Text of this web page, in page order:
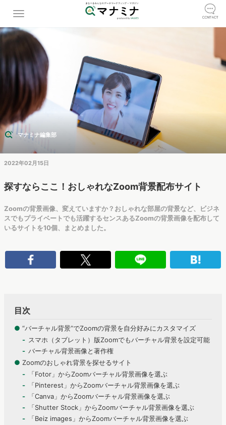
マナミナ編集部
2022年02月15日
探すならここ！おしゃれなZoom背景配布サイト
Zoomの背景画像、変えていますか？おしゃれな部屋の背景など、ビジネ
スでもプライベートでも活躍するセンスあるZoomの背景画像を配布して
いるサイトを10個、まとめました。
目次
● “バーチャル背景”でZoomの背景を自分好みにカスタマイズ
スマホ（タブレット）版Zoomでもバーチャル背景を設定可能
バーチャル背景画像と著作権
● Zoomのおしゃれ背景を探せるサイト
「Fotor」からZoomバーチャル背景画像を選ぶ
「Pinterest」からZoomバーチャル背景画像を選ぶ
「Canva」からZoomバーチャル背景画像を選ぶ
「Shutter Stock」からZoomバーチャル背景画像を選ぶ
「Beiz images」からZoomバーチャル背景画像を選ぶ